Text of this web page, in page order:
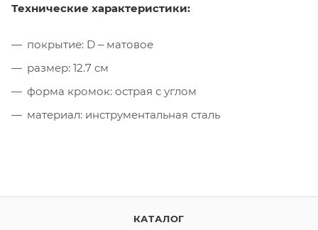
Технические характеристики:
покрытие: D ‒ матовое
размер: 12.7 см
форма кромок: острая с углом
материал: инструментальная сталь
КАТАЛОГ